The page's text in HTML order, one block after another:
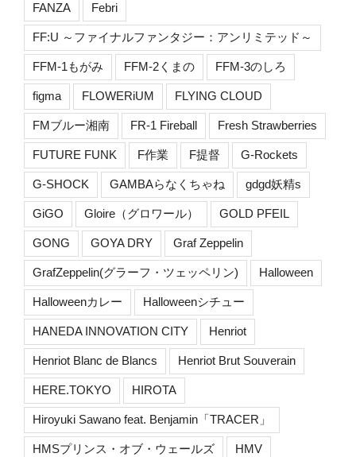
FANZA Febri
FF:U ～ファイナルファンタジー：アンリミテッド～
FFM-1もがみ FFM-2くまの FFM-3のしろ
figma FLOWERiUM FLYING CLOUD
FMブルー湘南 FR-1 Fireball Fresh Strawberries
FUTURE FUNK F作業 F提督 G-Rockets
G-SHOCK GAMBAらなくちゃね gdgd妖精s
GiGO Gloire（グロワール） GOLD PFEIL
GONG GOYA DRY Graf Zeppelin
GrafZeppelin(グラーフ・ツェッペリン) Halloween
Halloweenカレー Halloweenシチュー
HANEDA INNOVATION CITY Henriot
Henriot Blanc de Blancs Henriot Brut Souverain
HERE.TOKYO HIROTA
Hiroyuki Sawano feat. Benjamin「TRACER」
HMSプリンス・オブ・ウェールズ HMV